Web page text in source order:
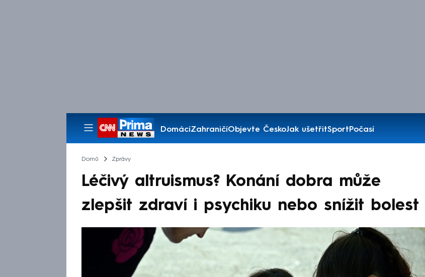
DomácíZahraničíObjevte ČeskoJak ušetřitSportPočasí
Pořady
Domů Zprávy
Léčivý altruismus? Konání dobra může
zlepšit zdraví i psychiku nebo snížit bolest